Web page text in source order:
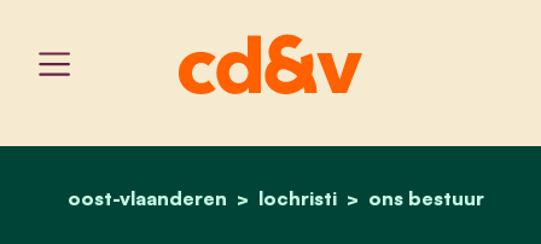
home
oost-vlaanderen lochristi ons bestuur
penningmeester patricia